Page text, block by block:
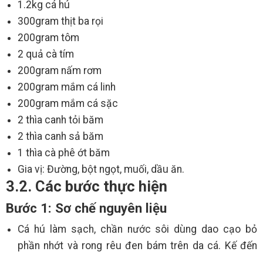
1.2kg cá hú
300gram thịt ba rọi
200gram tôm
2 quả cà tím
200gram nấm rơm
200gram mắm cá linh
200gram mắm cá sặc
2 thìa canh tỏi băm
2 thìa canh sả băm
1 thìa cà phê ớt băm
Gia vị: Đường, bột ngọt, muối, dầu ăn.
3.2. Các bước thực hiện
Bước 1: Sơ chế nguyên liệu
Cá hú làm sạch, chần nước sôi dùng dao cạo bỏ
phần nhớt và rong rêu đen bám trên da cá. Kế đến